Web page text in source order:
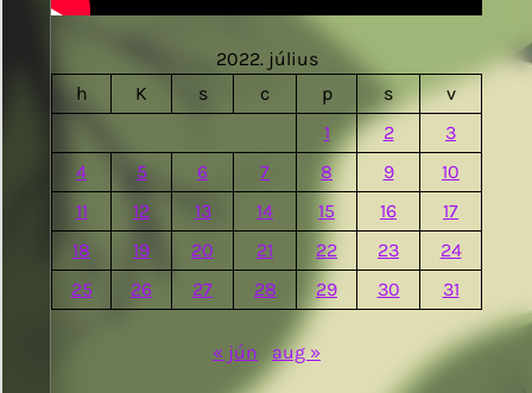
2022. július
h
K s c p s
v
1
2
3
4
5 6 7 8 9
10
11
12 13 14 15 16
17
18
19 20 21 22 23
24
25
26 27 28 29 30 31
« jún aug »